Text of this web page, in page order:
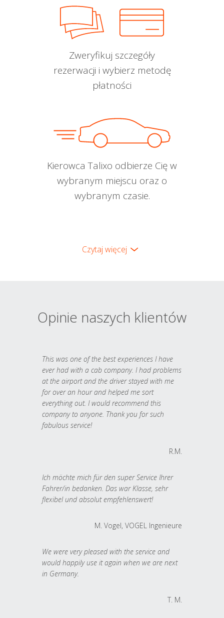
Zweryfikuj szczegóły
rezerwacji i wybierz metodę
płatności
Kierowca Talixo odbierze Cię w
wybranym miejscu oraz o
wybranym czasie.
Czytaj więcej
Opinie naszych klientów
This was one of the best experiences I have
ever had with a cab company. I had problems
at the airport and the driver stayed with me
for over an hour and helped me sort
everything out. I would recommend this
company to anyone. Thank you for such
fabulous service!
R.M.
Ich möchte mich für den super Service Ihrer
Fahrer/in bedanken. Das war Klasse, sehr
flexibel und absolut empfehlenswert!
M. Vogel, VOGEL Ingenieure
We were very pleased with the service and
would happily use it again when we are next
in Germany.
T. M.